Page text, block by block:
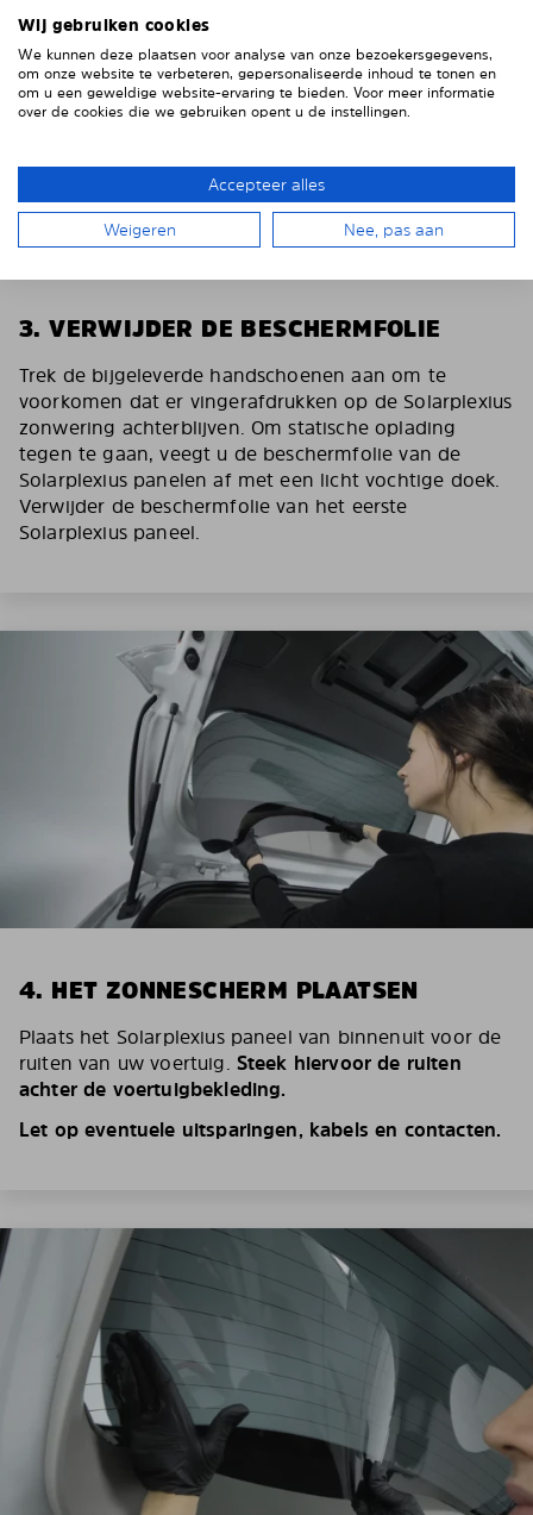
3. VERWIJDER DE BESCHERMFOLIE
Trek de bijgeleverde handschoenen aan om te
voorkomen dat er vingerafdrukken op de Solarplexius
zonwering achterblijven. Om statische oplading
tegen te gaan, veegt u de beschermfolie van de
Solarplexius panelen af met een licht vochtige doek.
Verwijder de beschermfolie van het eerste
Solarplexius paneel.
4. HET ZONNESCHERM PLAATSEN
Plaats het Solarplexius paneel van binnenuit voor de
ruiten van uw voertuig. Steek hiervoor de ruiten
achter de voertuigbekleding.
Let op eventuele uitsparingen, kabels en contacten.
Wij gebruiken cookies
We kunnen deze plaatsen voor analyse van onze bezoekersgegevens,
om onze website te verbeteren, gepersonaliseerde inhoud te tonen en
om u een geweldige website-ervaring te bieden. Voor meer informatie
over de cookies die we gebruiken opent u de instellingen.
Accepteer alles
Weigeren Nee, pas aan